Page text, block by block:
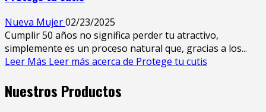
Nueva Mujer02/23/2025
Cumplir 50 años no significa perder tu atractivo,
simplemente es un proceso natural que, gracias a los...
Leer Más Leer más acerca de Protege tu cutis
Nuestros Productos